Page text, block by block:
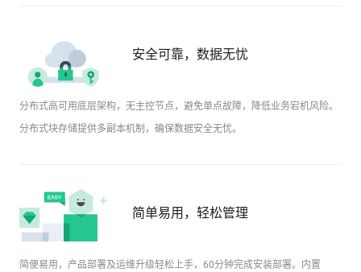
安全可靠，数据无忧
分布式高可用底层架构，无主控节点，避免单点故障，降低业务宕机风险。
分布式块存储提供多副本机制，确保数据安全无忧。
简单易用，轻松管理
简便易用，产品部署及运维升级轻松上手，60分钟完成安装部署。内置